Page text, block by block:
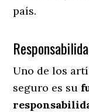
país.
Uno de los
seguro es su